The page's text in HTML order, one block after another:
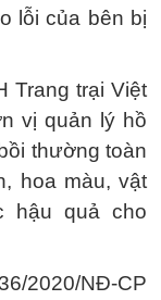
lỗi của bên bị
Trang trại Việt
vị quản lý hồ
thường toàn
hoa màu, vật
hậu quả cho
2020/NĐ-CP